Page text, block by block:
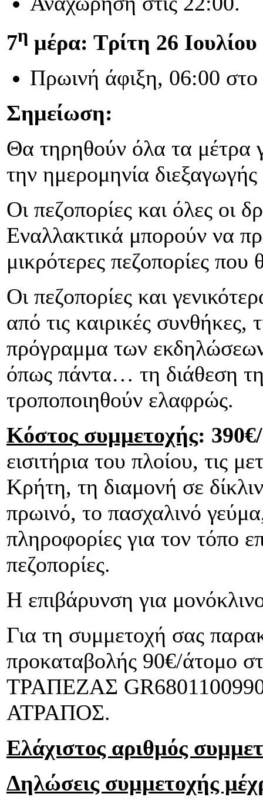
7η μέρα: Τρίτη 26 Ιουλίου
Πρωινή άφιξη, 06:00 στο
Σημείωση:
Θα τηρηθούν όλα τα μέτρα
την ημερομηνία
Οι πεζοπορίες και όλες οι
Εναλλακτικά μπορούν να
μικρότερες πεζοπορίες που
Οι πεζοπορίες και
από τις καιρικές
πρόγραμμα των
όπως πάντα… τη διάθεση
τροποποιηθούν ελαφρώς.
Κόστος συμμετοχής:
εισιτήρια του πλοίου, τις
Κρήτη, τη διαμονή σε
πρωινό, το πασχαλινό
πληροφορίες για τον τόπο
πεζοπορίες.
Η επιβάρυνση για
Για τη συμμετοχή σας
προκαταβολής 90€/άτομο
ΤΡΑΠΕΖΑΣ
ΑΤΡΑΠΟΣ.
Ελάχιστος αριθμός
Δηλώσεις συμμετοχής